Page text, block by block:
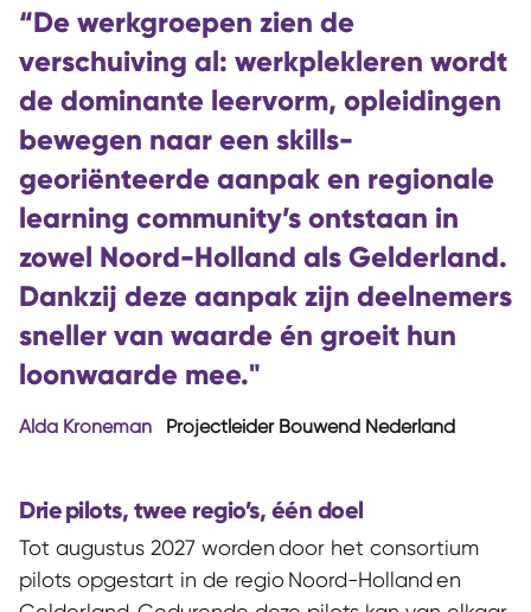
“De werkgroepen zien de
verschuiving al: werkplekleren wordt
de dominante leervorm, opleidingen
bewegen naar een skills-
georiënteerde aanpak en regionale
learning community’s ontstaan in
zowel Noord-Holland als Gelderland.
Dankzij deze aanpak zijn deelnemers
sneller van waarde én groeit hun
loonwaarde mee."
Alda Kroneman Projectleider Bouwend Nederland
Drie pilots, twee regio’s, één doel
Tot augustus 2027 worden door het consortium
pilots opgestart in de regio Noord-Holland en